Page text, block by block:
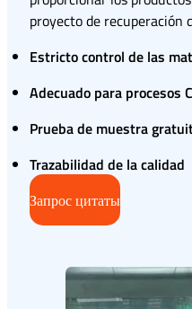
proyecto de recuperación
Estricto control de las
Adecuado para procesos
Prueba de muestra
Trazabilidad de la calidad
Запрос цитаты